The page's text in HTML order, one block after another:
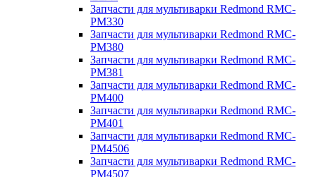
Запчасти для мультиварки Redmond RMC-
PM330
Запчасти для мультиварки Redmond RMC-
PM380
Запчасти для мультиварки Redmond RMC-
PM381
Запчасти для мультиварки Redmond RMC-
PM400
Запчасти для мультиварки Redmond RMC-
PM401
Запчасти для мультиварки Redmond RMC-
PM4506
Запчасти для мультиварки Redmond RMC-
PM4507